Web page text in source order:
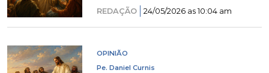
REDAÇÃO 24/05/2026 as 10:04 am
OPINIÃO
Pe. Daniel Curnis